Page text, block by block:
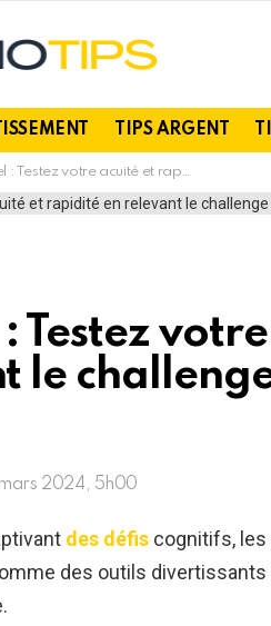
TIPS ARGENT
acuité et rapidité en relevant le challenge en moins de 10 secondes !
: Testez
le
mars 2024, 5h00
des défis cognitifs,
des outils